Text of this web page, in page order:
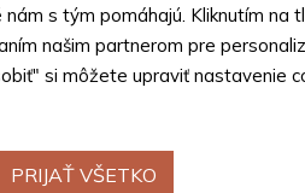
(6 produktov)
s tým pomáhajú. Kliknutím na
našim partnerom pre
si môžete upraviť nastavenie
PRIJAŤ VŠETKO